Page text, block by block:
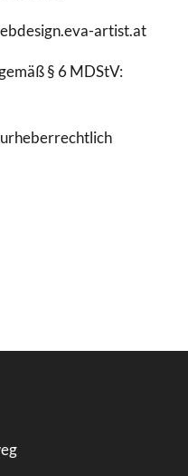
artist.at
§ 6 MDStV: